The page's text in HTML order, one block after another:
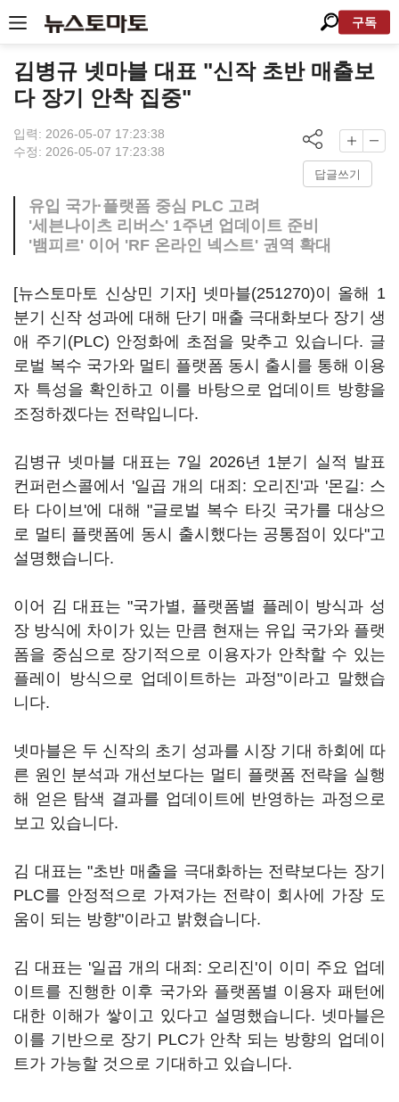
구독
김병규 넷마블 대표 "신작 초반 매출보
다 장기 안착 집중"
입력: 2026-05-07 17:23:38
수정: 2026-05-07 17:23:38
답글쓰기
유입 국가·플랫폼 중심 PLC 고려
'세븐나이츠 리버스' 1주년 업데이트 준비
'뱀피르' 이어 'RF 온라인 넥스트' 권역 확대
[뉴스토마토 신상민 기자] 넷마블(251270)이 올해 1
분기 신작 성과에 대해 단기 매출 극대화보다 장기 생
애 주기(PLC) 안정화에 초점을 맞추고 있습니다. 글
로벌 복수 국가와 멀티 플랫폼 동시 출시를 통해 이용
자 특성을 확인하고 이를 바탕으로 업데이트 방향을
조정하겠다는 전략입니다.
김병규 넷마블 대표는 7일 2026년 1분기 실적 발표
컨퍼런스콜에서 '일곱 개의 대죄: 오리진'과 '몬길: 스
타 다이브'에 대해 "글로벌 복수 타깃 국가를 대상으
로 멀티 플랫폼에 동시 출시했다는 공통점이 있다"고
설명했습니다.
이어 김 대표는 "국가별, 플랫폼별 플레이 방식과 성
장 방식에 차이가 있는 만큼 현재는 유입 국가와 플랫
폼을 중심으로 장기적으로 이용자가 안착할 수 있는
플레이 방식으로 업데이트하는 과정"이라고 말했습
니다.
넷마블은 두 신작의 초기 성과를 시장 기대 하회에 따
른 원인 분석과 개선보다는 멀티 플랫폼 전략을 실행
해 얻은 탐색 결과를 업데이트에 반영하는 과정으로
보고 있습니다.
김 대표는 "초반 매출을 극대화하는 전략보다는 장기
PLC를 안정적으로 가져가는 전략이 회사에 가장 도
움이 되는 방향"이라고 밝혔습니다.
김 대표는 '일곱 개의 대죄: 오리진'이 이미 주요 업데
이트를 진행한 이후 국가와 플랫폼별 이용자 패턴에
대한 이해가 쌓이고 있다고 설명했습니다. 넷마블은
이를 기반으로 장기 PLC가 안착 되는 방향의 업데이
트가 가능할 것으로 기대하고 있습니다.